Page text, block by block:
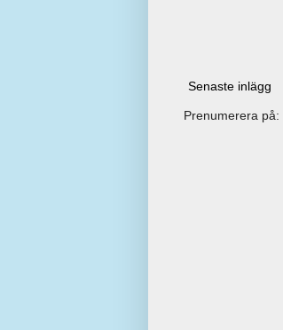
Senaste inlägg
Prenumerera på: